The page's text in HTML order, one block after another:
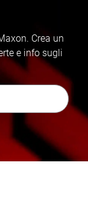
Crea un
e info sugli